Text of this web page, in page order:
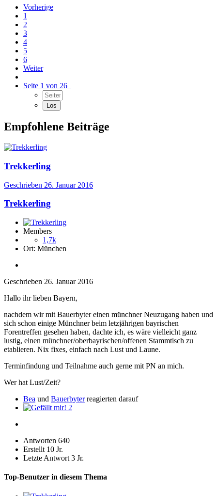
Vorherige
1
2
3
4
5
6
Weiter
Seite 1 von 26
Empfohlene Beiträge
Trekkerling
Geschrieben 26. Januar 2016
Trekkerling
Members
1,7k
Ort: München
Geschrieben 26. Januar 2016
Hallo ihr lieben Bayern,
nachdem wir mit Bauerbyter einen münchner Neuzugang haben und
sich schon einige Münchner beim letzjährigen bayrischen
Forentreffen gesehen haben, dachte ich, es wäre vielleicht ganz
lustig, einen münchner/oberbayrischen/offenen Stammtisch zu
etablieren. Nix fixes, einfach nach Lust und Laune.
Terminfindung und Teilnahme auch gerne mit PN an mich.
Wer hat Lust/Zeit?
Bea und Bauerbyterreagierten darauf
2
Antworten 640
Erstellt 10 Jr.
Letzte Antwort 3 Jr.
Top-Benutzer in diesem Thema